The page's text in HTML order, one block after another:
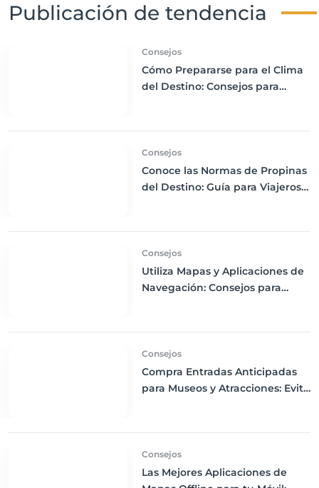
Publicación de tendencia
Consejos
Cómo Prepararse para el Clima
del Destino: Consejos para
Consejos
Conoce las Normas de Propinas
del Destino: Guía para Viajeros
Consejos
Utiliza Mapas y Aplicaciones de
Navegación: Consejos para
Consejos
Compra Entradas Anticipadas
para Museos y Atracciones: Evita
Consejos
Las Mejores Aplicaciones de